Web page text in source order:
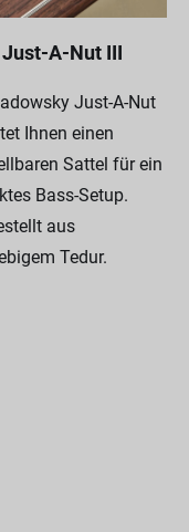
Just-A-Nut III
Just-A-Nut
Ihnen einen
Sattel für ein
Bass-Setup.
aus
Tedur.